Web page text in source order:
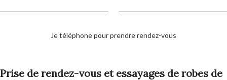
Je téléphone pour prendre rendez-vous
Prise de rendez-vous et essayages de robes de